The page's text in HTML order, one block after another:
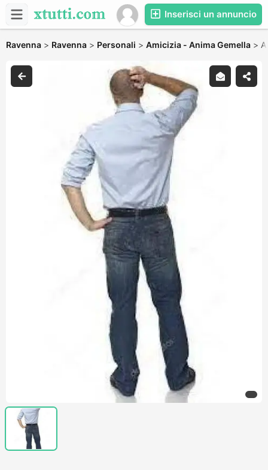
Inserisci un annuncio
Ravenna > Ravenna > Personali > Amicizia - Anima Gemella >